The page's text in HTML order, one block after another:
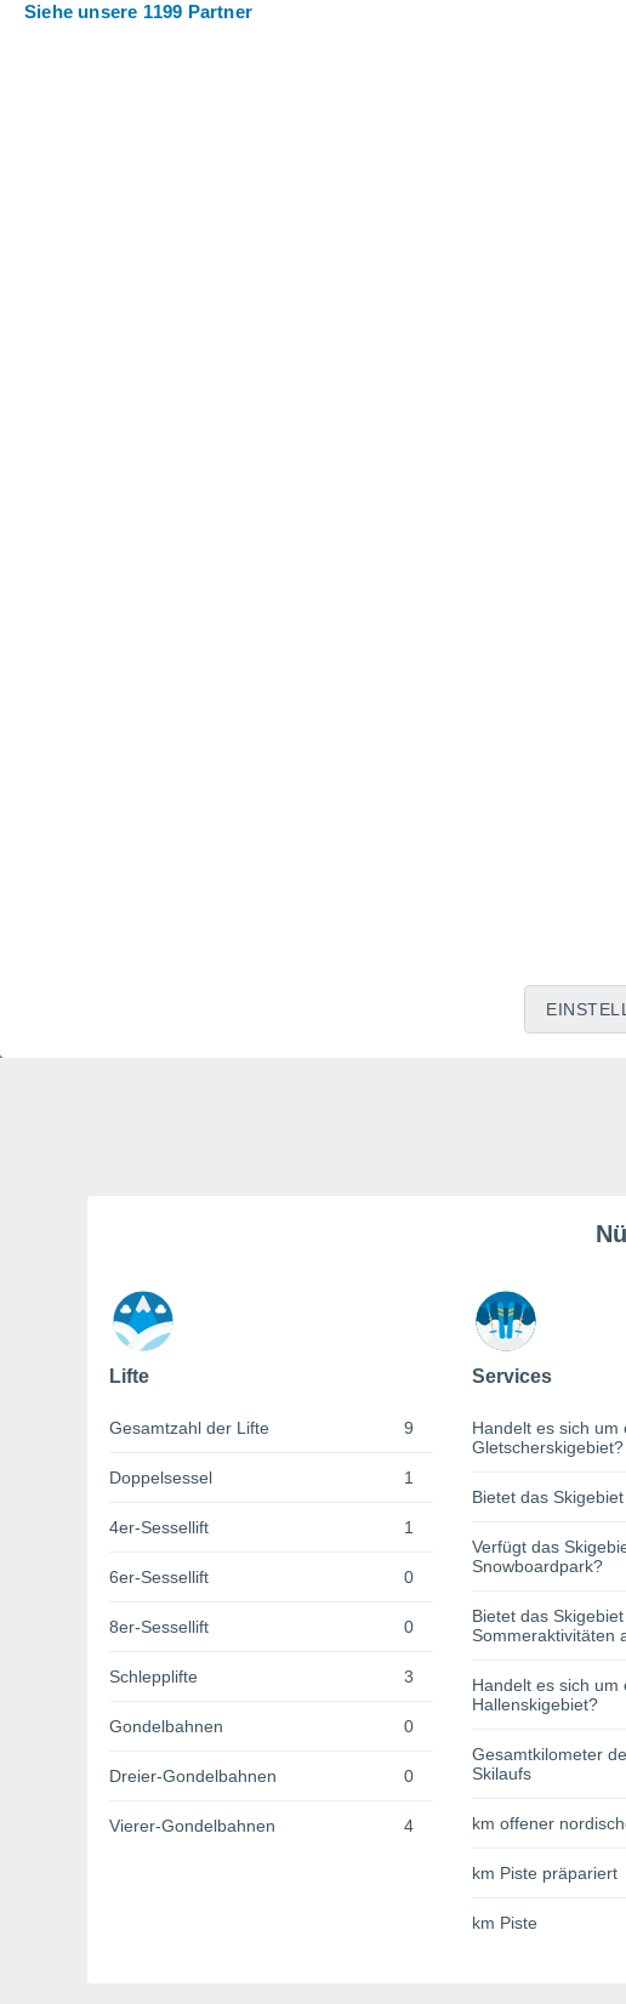
Siehe unsere 1199 Partner
Lifte
Gesamtzahl der Lifte 9
Doppelsessel 1
4er-Sessellift 1
6er-Sessellift 0
8er-Sessellift 0
Schlepplifte 3
Gondelbahnen 0
Dreier-Gondelbahnen 0
Vierer-Gondelbahnen 4
Services
Handelt es sich um
Gletscherskigebiet?
Bietet das
Verfügt das
Snowboardpark?
Bietet das Skigebiet
Sommeraktivitäten
Handelt es sich um
Hallenskigebiet?
Gesamtkilometer
Skilaufs
km offener
km Piste präpariert
km Piste